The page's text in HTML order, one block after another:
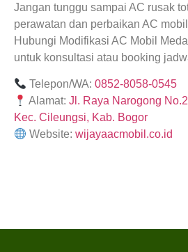
Jangan tunggu sampai AC rusak
perawatan dan perbaikan AC
Hubungi Modifikasi AC Mobil
untuk konsultasi atau booking
Telepon/WA:0852-8058-0545
Alamat:Jl. Raya Narogong
Kec. Cileungsi, Kab. Bogor
Website:wijayaacmobil.co.id